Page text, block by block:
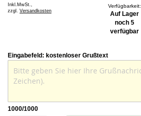
Inkl.MwSt.,
zzgl. Versandkosten
Verfügbarkeit:
Auf Lager
noch 5
verfügbar
Eingabefeld: kostenloser Grußtext
1000/1000